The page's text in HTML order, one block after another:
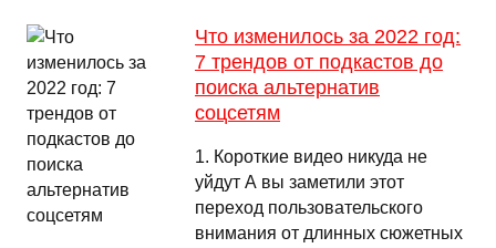
Что изменилось за 2022 год:
7 трендов от подкастов до
поиска альтернатив
соцсетям
1. Короткие видео никуда не
уйдут А вы заметили этот
переход пользовательского
внимания от длинных сюжетных